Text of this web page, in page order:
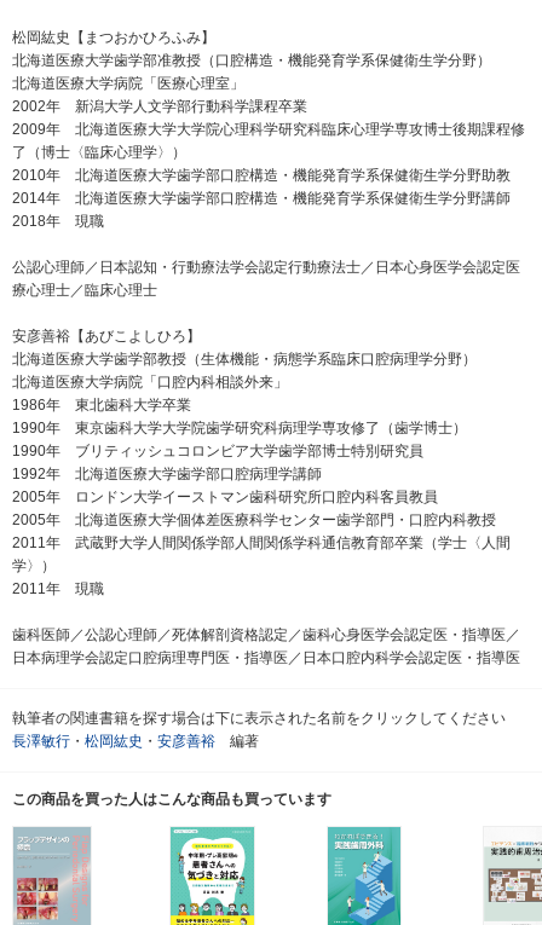
松岡紘史【まつおかひろふみ】
北海道医療大学歯学部准教授（口腔構造・機能発育学系保健衛生学分野）
北海道医療大学病院「医療心理室」
2002年 新潟大学人文学部行動科学課程卒業
2009年 北海道医療大学大学院心理科学研究科臨床心理学専攻博士後期課程修
了（博士〈臨床心理学〉）
2010年 北海道医療大学歯学部口腔構造・機能発育学系保健衛生学分野助教
2014年 北海道医療大学歯学部口腔構造・機能発育学系保健衛生学分野講師
2018年 現職
公認心理師／日本認知・行動療法学会認定行動療法士／日本心身医学会認定医
療心理士／臨床心理士
安彦善裕【あびこよしひろ】
北海道医療大学歯学部教授（生体機能・病態学系臨床口腔病理学分野）
北海道医療大学病院「口腔内科相談外来」
1986年 東北歯科大学卒業
1990年 東京歯科大学大学院歯学研究科病理学専攻修了（歯学博士）
1990年 ブリティッシュコロンビア大学歯学部博士特別研究員
1992年 北海道医療大学歯学部口腔病理学講師
2005年 ロンドン大学イーストマン歯科研究所口腔内科客員教員
2005年 北海道医療大学個体差医療科学センター歯学部門・口腔内科教授
2011年 武蔵野大学人間関係学部人間関係学科通信教育部卒業（学士〈人間
学〉）
2011年 現職
歯科医師／公認心理師／死体解剖資格認定／歯科心身医学会認定医・指導医／
日本病理学会認定口腔病理専門医・指導医／日本口腔内科学会認定医・指導医
執筆者の関連書籍を探す場合は下に表示された名前をクリックしてください
長澤敏行 ・ 松岡紘史 ・ 安彦善裕 編著
この商品を買った人はこんな商品も買っています